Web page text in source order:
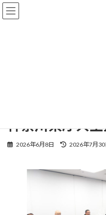
コ
ン
ナ
ビ
神奈川県庁共
2026年6月8日
最
新
日
2026年7月30